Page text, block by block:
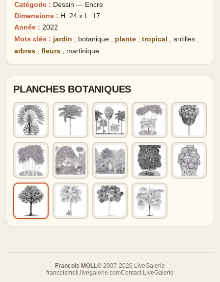
Catégorie : Dessin — Encre
Dimensions : H: 24 x L: 17
Année : 2022
Mots clés : jardin , botanique , plante , tropical , antilles ,
arbres , fleurs , martinique
PLANCHES BOTANIQUES
Francois MOLL© 2007-2026 LiveGalerie
francoismoll.livegalerie.comContact LiveGalerie